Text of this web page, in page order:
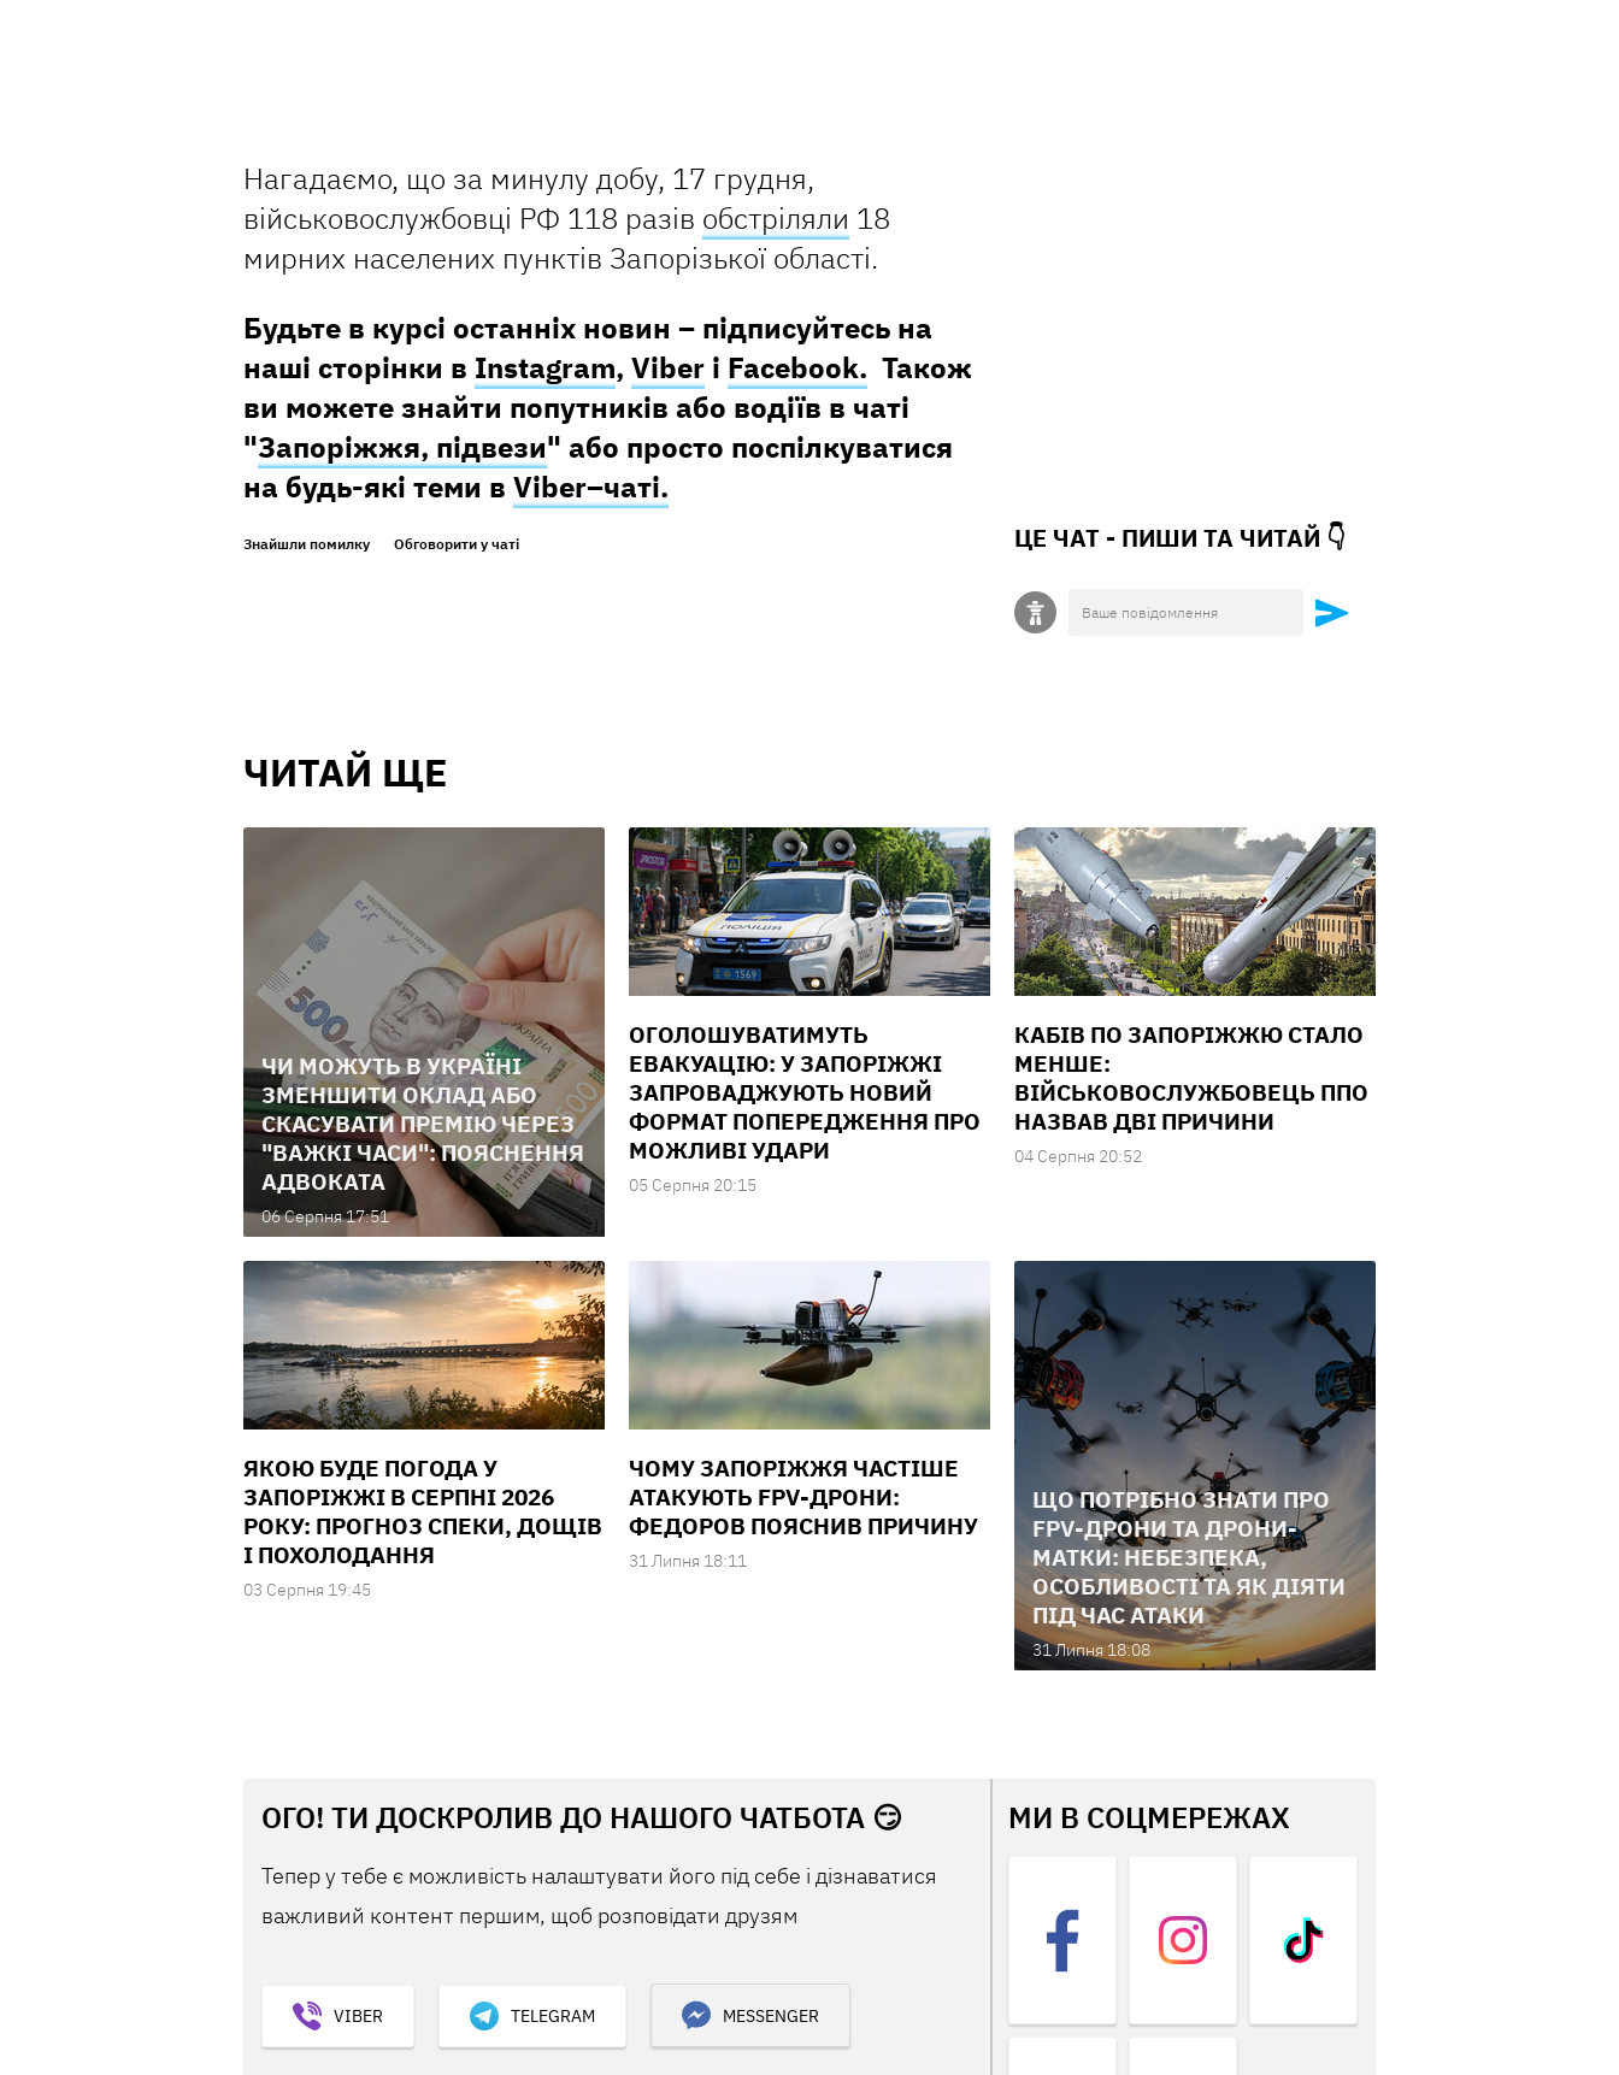
Нагадаємо, що за минулу добу, 17 грудня,
військовослужбовці РФ 118 разів обстріляли 18
мирних населених пунктів Запорізької області.
Будьте в курсі останніх новин – підписуйтесь на
наші сторінки в Instagram, Viber і Facebook. Також
ви можете знайти попутників або водіїв в чаті
"Запоріжжя, підвези" або просто поспілкуватися
на будь-які теми в Viber–чаті.
Знайшли помилку Обговорити у чаті ЦЕ ЧАТ - ПИШИ ТА ЧИТАЙ 👇
ЧИТАЙ ЩЕ
ЧИ МОЖУТЬ В УКРАЇНІ
ЗМЕНШИТИ ОКЛАД АБО
СКАСУВАТИ ПРЕМІЮ ЧЕРЕЗ
"ВАЖКІ ЧАСИ": ПОЯСНЕННЯ
АДВОКАТА
06 Серпня 17:51
ОГОЛОШУВАТИМУТЬ
ЕВАКУАЦІЮ: У ЗАПОРІЖЖІ
ЗАПРОВАДЖУЮТЬ НОВИЙ
ФОРМАТ ПОПЕРЕДЖЕННЯ ПРО
МОЖЛИВІ УДАРИ
05 Серпня 20:15
КАБІВ ПО ЗАПОРІЖЖЮ СТАЛО
МЕНШЕ:
ВІЙСЬКОВОСЛУЖБОВЕЦЬ ППО
НАЗВАВ ДВІ ПРИЧИНИ
04 Серпня 20:52
ЯКОЮ БУДЕ ПОГОДА У
ЗАПОРІЖЖІ В СЕРПНІ 2026
РОКУ: ПРОГНОЗ СПЕКИ, ДОЩІВ
І ПОХОЛОДАННЯ
03 Серпня 19:45
ЧОМУ ЗАПОРІЖЖЯ ЧАСТІШЕ
АТАКУЮТЬ FPV-ДРОНИ:
ФЕДОРОВ ПОЯСНИВ ПРИЧИНУ
31 Липня 18:11
ЩО ПОТРІБНО ЗНАТИ ПРО
FPV-ДРОНИ ТА ДРОНИ-
МАТКИ: НЕБЕЗПЕКА,
ОСОБЛИВОСТІ ТА ЯК ДІЯТИ
ПІД ЧАС АТАКИ
31 Липня 18:08
ОГО! ТИ ДОСКРОЛИВ ДО НАШОГО ЧАТБОТА 😏
Тепер у тебе є можливість налаштувати його під себе і дізнаватися
важливий контент першим, щоб розповідати друзям
VIBER TELEGRAM MESSENGER
МИ В СОЦМЕРЕЖАХ